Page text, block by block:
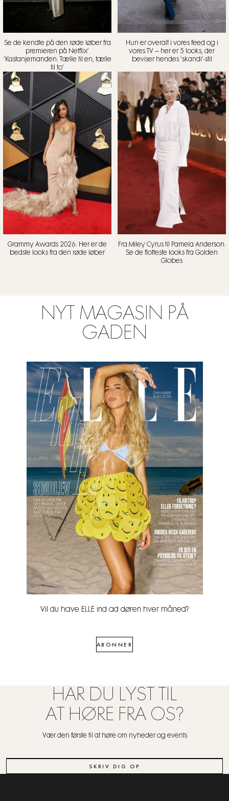
Se de kendte på den røde løber fra
premieren på Netflix’
’Kastanjemanden: Tælle til en, tælle
til to’
Hun er overalt i vores feed og i
vores TV – her er 5 looks, der
beviser hendes ‘skandi’-stil
Grammy Awards 2026: Her er de
bedste looks fra den røde løber
Fra Miley Cyrus til Pamela Anderson:
Se de flotteste looks fra Golden
Globes
NYT MAGASIN PÅ
GADEN
Vil du have ELLE ind ad døren hver måned?
ABONNER
HAR DU LYST TIL
AT HØRE FRA OS?
Vær den første til at høre om nyheder og events
SKRIV DIG OP